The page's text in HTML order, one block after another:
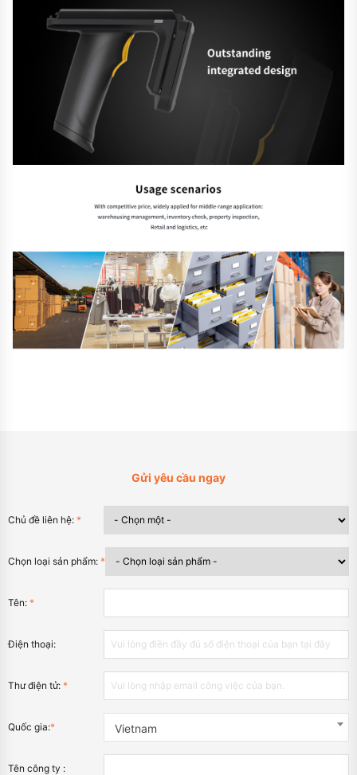
Gửi yêu cầu ngay
Chủ đề liên hệ: *
Chọn loại sản phẩm: *
Tên: *
Điện thoại:
Thư điện tử: *
Quốc gia:* Vietnam
Tên công ty :